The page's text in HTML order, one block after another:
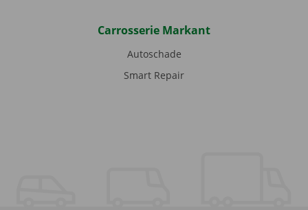
Carrosserie Markant
Autoschade
Smart Repair